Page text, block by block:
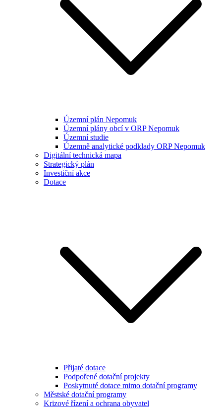
Územní plán Nepomuk
Územní plány obcí v ORP Nepomuk
Územní studie
Územně analytické podklady ORP Nepomuk
Digitální technická mapa
Strategický plán
Investiční akce
Dotace
Přijaté dotace
Podpořené dotační projekty
Poskytnuté dotace mimo dotační programy
Městské dotační programy
Krizové řízení a ochrana obyvatel